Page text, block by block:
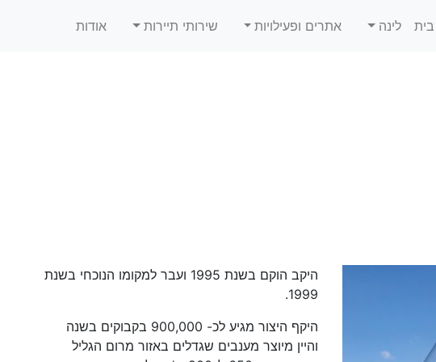
בית לינה אתרים ופעילויות שירותי תיירות אודות
​היקב הוקם בשנת 1995 ועבר למקומו הנוכחי בשנת
1999.
היקף היצור מגיע לכ- 900,000 בקבוקים בשנה
והיין מיוצר מענבים שגדלים באזור מרום הגליל